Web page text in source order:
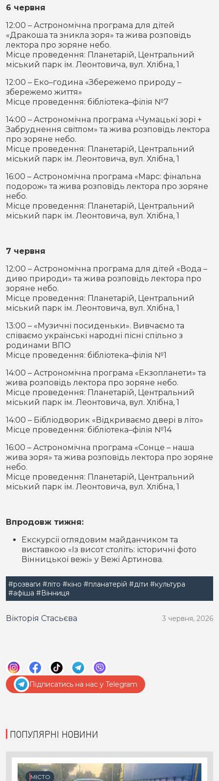
6 червня
12:00 – Астрономічна програма для дітей
«Дракоша та зникла зоря» та жива розповідь
лектора про зоряне небо.
Місце проведення: Планетарій, Центральний
міський парк ім. Леонтовича, вул. Хлібна, 1
12:00 – Еко–година «Збережемо природу –
збережемо життя»
Місце проведення: бібліотека–філія №7
14:00 – Астрономічна програма «Чумацькі зорі +
Забруднення світлом» та жива розповідь лектора
про зоряне небо.
Місце проведення: Планетарій, Центральний
міський парк ім. Леонтовича, вул. Хлібна, 1
16:00 – Астрономічна програма «Марс: фінальна
подорож» та жива розповідь лектора про зоряне
небо.
Місце проведення: Планетарій, Центральний
міський парк ім. Леонтовича, вул. Хлібна, 1
7 червня
12:00 – Астрономічна програма для дітей «Вода –
диво природи» та жива розповідь лектора про
зоряне небо.
Місце проведення: Планетарій, Центральний
міський парк ім. Леонтовича, вул. Хлібна, 1
13:00 – «Музичні посиденьки». Вивчаємо та
співаємо українські народні пісні спільно з
родинами ВПО
Місце проведення: бібліотека–філія №1
14:00 – Астрономічна програма «Екзопланети» та
жива розповідь лектора про зоряне небо.
Місце проведення: Планетарій, Центральний
міський парк ім. Леонтовича, вул. Хлібна, 1
14:00 – Бібліодворик «Відкриваємо двері в літо»
Місце проведення: бібліотека–філія №14
16:00 – Астрономічна програма «Сонце – наша
жива зоря» та жива розповідь лектора про зоряне
небо.
Місце проведення: Планетарій, Центральний
міський парк ім. Леонтовича, вул. Хлібна, 1
Впродовж тижня:
Екскурсії оглядовим майданчиком та
виставкою «Із висот століть: історичні фото
Вінницької вежі» у Вежі Артинова.
#розваги #літо #кіно #планатерій #діти #культура
#афіша #Вінниця
Вікторія Стасьєва 3 червня, 2026
Підписатись на нас у Telegram
ПОПУЛЯРНІ НОВИНИ
МІСТО